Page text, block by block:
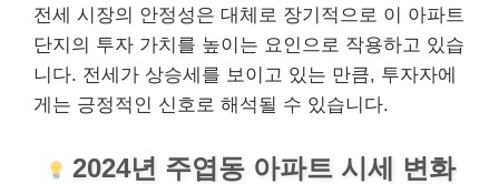
전세 시장의 안정성은 대체로 장기적으로 이 아파트
단지의 투자 가치를 높이는 요인으로 작용하고 있습
니다. 전세가 상승세를 보이고 있는 만큼, 투자자에
게는 긍정적인 신호로 해석될 수 있습니다.
2024년 주엽동 아파트 시세 변화